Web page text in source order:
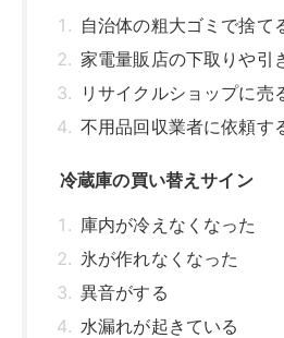
自治体の粗大ゴミで捨て
家電量販店の下取りや引
リサイクルショップに売
不用品回収業者に依頼す
冷蔵庫の買い替えサイン
庫内が冷えなくなった
氷が作れなくなった
異音がする
水漏れが起きている